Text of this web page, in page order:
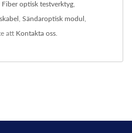
Fiber optisk testverktyg
Sändaroptisk modul
att Kontakta oss